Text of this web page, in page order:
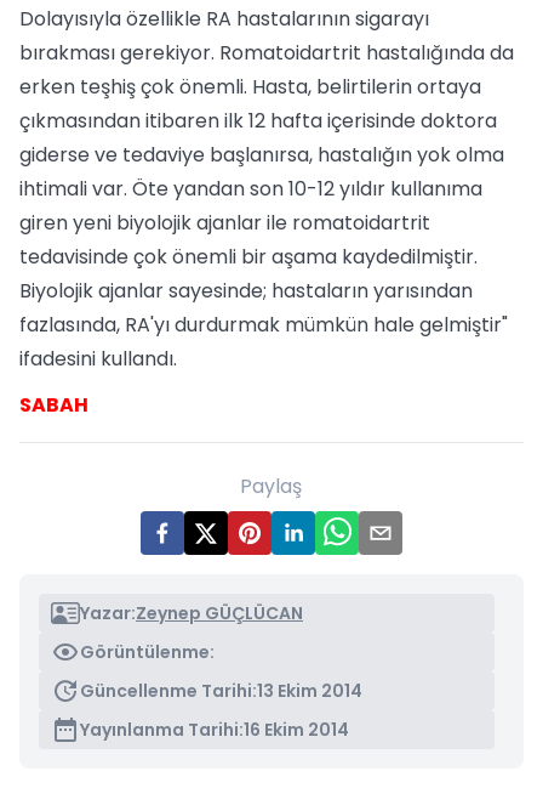
Dolayısıyla özellikle RA hastalarının sigarayı
bırakması gerekiyor. Romatoidartrit hastalığında da
erken teşhiş çok önemli. Hasta, belirtilerin ortaya
çıkmasından itibaren ilk 12 hafta içerisinde doktora
giderse ve tedaviye başlanırsa, hastalığın yok olma
ihtimali var. Öte yandan son 10-12 yıldır kullanıma
giren yeni biyolojik ajanlar ile romatoidartrit
tedavisinde çok önemli bir aşama kaydedilmiştir.
Biyolojik ajanlar sayesinde; hastaların yarısından
fazlasında, RA'yı durdurmak mümkün hale gelmiştir"
ifadesini kullandı.
SABAH
Paylaş
Yazar:Zeynep GÜÇLÜCAN
Görüntülenme:
Güncellenme Tarihi:13 Ekim 2014
Yayınlanma Tarihi:16 Ekim 2014